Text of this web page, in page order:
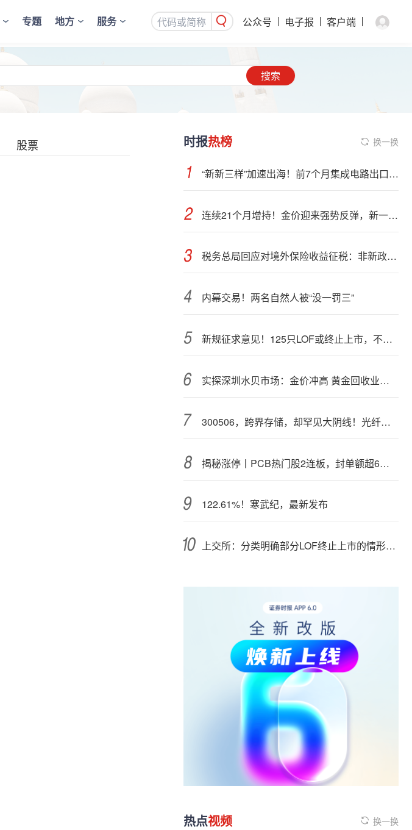
专题 地方 服务 公众号 电子报 客户端
搜索
股票 时报热榜 换一换
“新新三样”加速出海！前7个月集成电路出口额接近翻倍
连续21个月增持！金价迎来强势反弹，新一轮上行窗口开启？
税务总局回应对境外保险收益征税：非新政策，无需过度解读
内幕交易！两名自然人被“没一罚三”
新规征求意见！125只LOF或终止上市，不影响基金正常投资运作
实探深圳水贝市场：金价冲高 黄金回收业务率先回暖
300506，跨界存储，却罕见大阴线！光纤需求激增，稀土细分原料，火了
揭秘涨停丨PCB热门股2连板，封单额超6亿元
122.61%！寒武纪，最新发布
上交所：分类明确部分LOF终止上市的情形和程序
热点视频 换一换